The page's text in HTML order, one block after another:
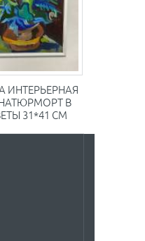
ИНТЕРЬЕРНАЯ
В
31*41 СМ